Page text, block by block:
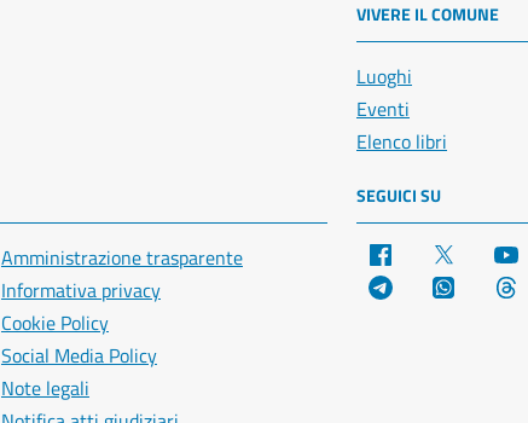
VIVERE IL COMUNE
Luoghi
Eventi
Elenco libri
Amministrazione trasparente
Informativa privacy
Cookie Policy
Social Media Policy
Note legali
SEGUICI SU
Facebook
Telegram WhatsApp